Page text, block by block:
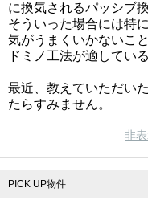
に換気されるパッシブ
そういった場合には特
気がうまくいかないこ
ドミノ工法が適してい
最近、教えていただい
たらすみません。
非
PICK UP物件